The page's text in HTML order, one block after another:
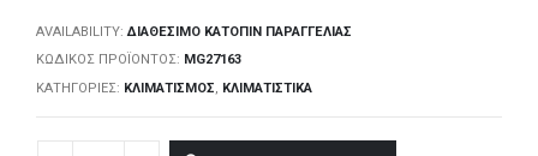
AVAILABILITY: ΔΙΑΘΈΣΙΜΟ ΚΑΤΌΠΙΝ ΠΑΡΑΓΓΕΛΊΑΣ
ΚΩΔΙΚΌΣ ΠΡΟΪΌΝΤΟΣ: MG27163
ΚΑΤΗΓΟΡΊΕΣ: ΚΛΙΜΑΤΙΣΜΌΣ, ΚΛΙΜΑΤΙΣΤΙΚΆ